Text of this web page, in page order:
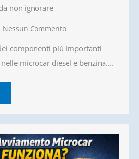
non ignorare
Nessun Commento
componenti più importanti
microcar diesel e benzina....